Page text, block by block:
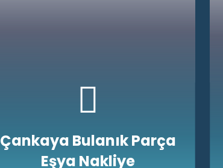
Çankaya Bulanık Parça
Eşya Nakliye